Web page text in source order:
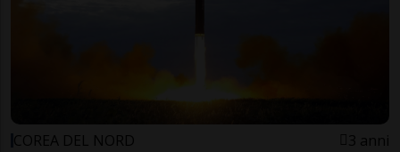
COREA DEL NORD 3 anni